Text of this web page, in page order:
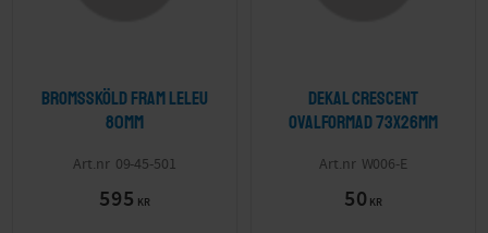
Bromssköld fram Leleu
80mm
09-45-501
595 KR
Dekal Crescent
ovalformad 73x26mm
W006-E
50 KR